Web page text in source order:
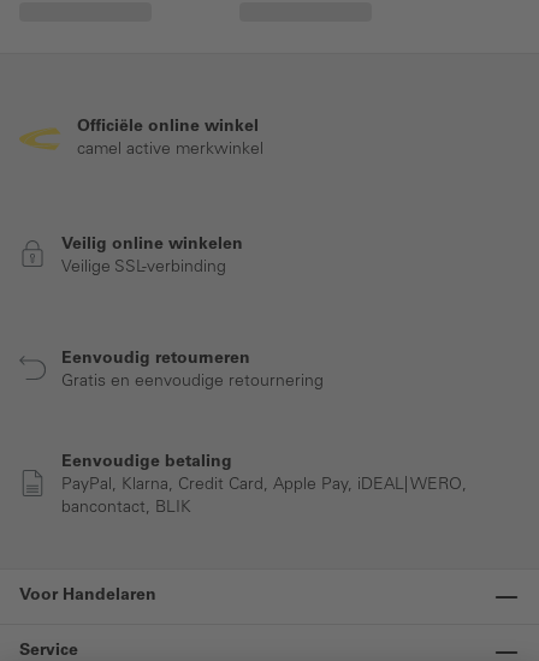
Officiële online winkel
camel active merkwinkel
Veilig online winkelen
Veilige SSL-verbinding
Eenvoudig retourneren
Gratis en eenvoudige retournering
Eenvoudige betaling
PayPal, Klarna, Credit Card, Apple Pay, iDEAL| WERO,
bancontact, BLIK
Voor Handelaren
Service